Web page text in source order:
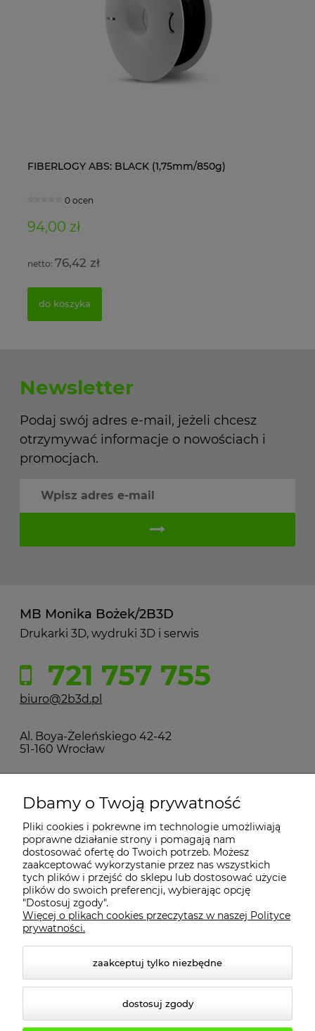
FIBERLOGY ABS: BLACK (1,75mm/850g)
0 ocen
94,00 zł
76,42 zł
do koszyka
Newsletter
Podaj swój adres e-mail, jeżeli chcesz
otrzymywać informacje o nowościach i
promocjach.
MB Monika Bożek/2B3D
Drukarki 3D, wydruki 3D i serwis
721 757 755
biuro@2b3d.pl
Al. Boya-Żeleńskiego 42-42
51-160 Wrocław
MOJE KONTO
PŁATNOŚCI I DOSTAWA
INFORMACJE
KONTAKT
Dbamy o Twoją prywatność
Pliki cookies i pokrewne im technologie umożliwiają
poprawne działanie strony i pomagają nam
dostosować ofertę do Twoich potrzeb. Możesz
zaakceptować wykorzystanie przez nas wszystkich
tych plików i przejść do sklepu lub dostosować użycie
plików do swoich preferencji, wybierając opcję
"Dostosuj zgody".
Więcej o plikach cookies przeczytasz w naszej Polityce
prywatności.
zaakceptuj tylko niezbędne
dostosuj zgody